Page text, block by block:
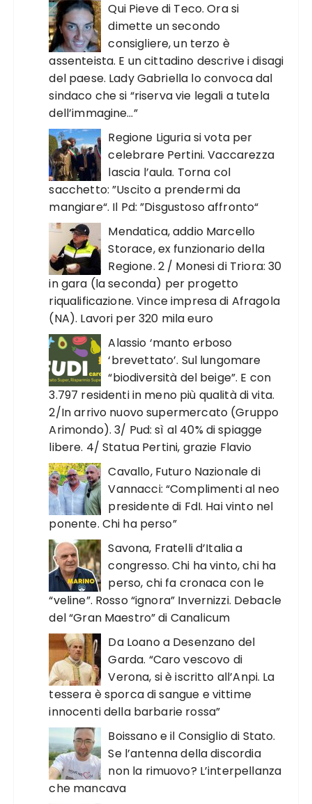
Qui Pieve di Teco. Ora si
dimette un secondo
consigliere, un terzo è
assenteista. E un cittadino descrive i disagi
del paese. Lady Gabriella lo convoca dal
sindaco che si “riserva vie legali a tutela
dell’immagine…”
Regione Liguria si vota per
celebrare Pertini. Vaccarezza
lascia l’aula. Torna col
sacchetto: ”Uscito a prendermi da
mangiare“. Il Pd: ”Disgustoso affronto“
Mendatica, addio Marcello
Storace, ex funzionario della
Regione. 2 / Monesi di Triora: 30
in gara (la seconda) per progetto
riqualificazione. Vince impresa di Afragola
(NA). Lavori per 320 mila euro
Alassio ‘manto erboso
‘brevettato’. Sul lungomare
“biodiversità del beige”. E con
3.797 residenti in meno più qualità di vita.
2/In arrivo nuovo supermercato (Gruppo
Arimondo). 3/ Pud: sì al 40% di spiagge
libere. 4/ Statua Pertini, grazie Flavio
Cavallo, Futuro Nazionale di
Vannacci: “Complimenti al neo
presidente di FdI. Hai vinto nel
ponente. Chi ha perso”
Savona, Fratelli d’Italia a
congresso. Chi ha vinto, chi ha
perso, chi fa cronaca con le
“veline”. Rosso “ignora” Invernizzi. Debacle
del “Gran Maestro” di Canalicum
Da Loano a Desenzano del
Garda. “Caro vescovo di
Verona, si è iscritto all’Anpi. La
tessera è sporca di sangue e vittime
innocenti della barbarie rossa”
Boissano e il Consiglio di Stato.
Se l’antenna della discordia
non la rimuovo? L’interpellanza
che mancava